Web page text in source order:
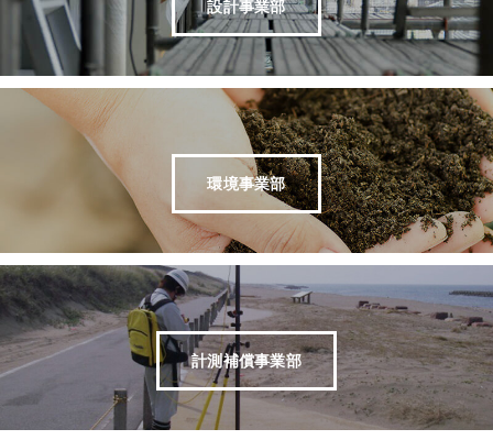
設計事業部
環境事業部
計測補償事業部